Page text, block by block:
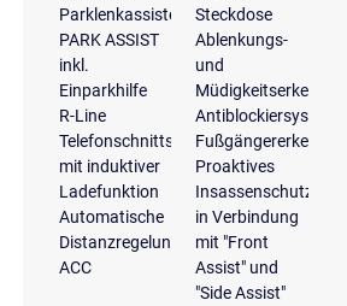
Parklenkassistent
PARK ASSIST
inkl.
Einparkhilfe
R-Line
Telefonschnittstelle
mit induktiver
Ladefunktion
Automatische
Distanzregelung
ACC
Steckdose
Ablenkungs-
und
Müdigkeitserkennung
Antiblockiersystem
Fußgängererkennung
Proaktives
in Verbindung
mit "Front
Assist" und
"Side Assist"